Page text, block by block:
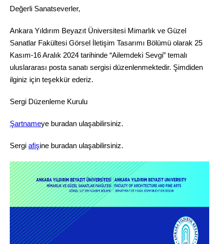
Değerli Sanatseverler,
Ankara Yıldırım Beyazıt Üniversitesi Mimarlık ve Güzel
Sanatlar Fakültesi Görsel İletişim Tasarımı Bölümü olarak 25
Kasım-16 Aralık 2024 tarihinde “Ailemdeki Sevgi” temalı
uluslararası posta sanatı sergisi düzenlenmektedir. Şimdiden
ilginiz için teşekkür ederiz.
Sergi Düzenleme Kurulu
Şartnameye buradan ulaşabilirsiniz.
Sergi afişine buradan ulaşabilirsiniz.